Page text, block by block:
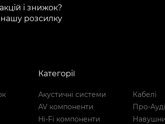
і знижок?
нашу розсилку
Категорії
Акустичні системи
AV компоненти
Hi-Fi компоненти
Кабелі
Про-